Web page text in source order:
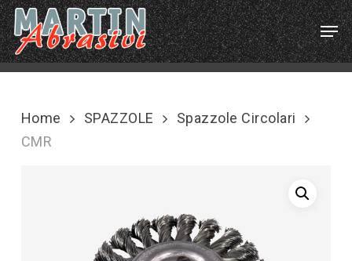
Skip
to
main
content
Home SPAZZOLE
Spazzole Circolari
CMR
Menu